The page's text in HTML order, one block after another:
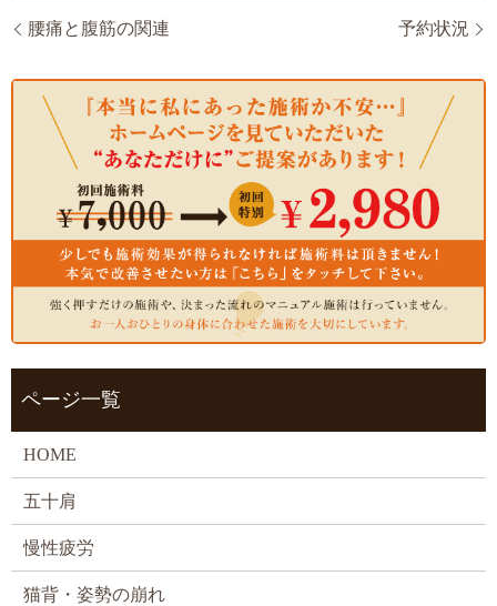
腰痛と腹筋の関連 予約状況
ページ一覧
HOME
五十肩
慢性疲労
猫背・姿勢の崩れ